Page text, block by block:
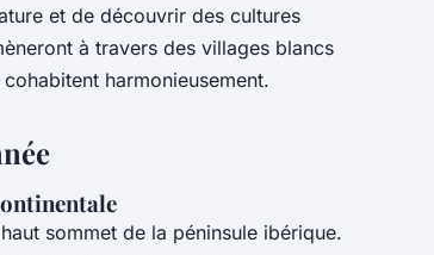
et de découvrir des cultures
à travers des villages blancs
harmonieusement.
sommet de la péninsule ibérique.